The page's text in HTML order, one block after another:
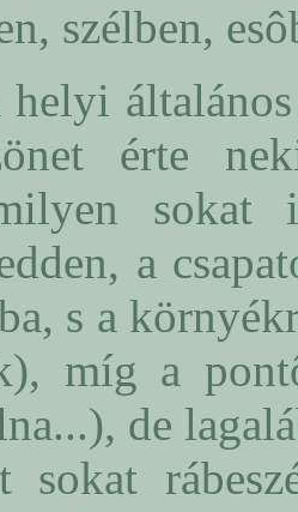
szélben,
helyi
érte
sokat
a
s a
míg a
de
sokat